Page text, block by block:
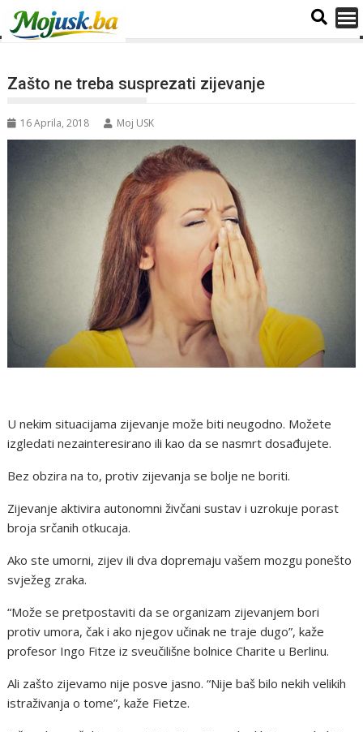
Zašto ne treba susprezati zijevanje
16 Aprila, 2018 Moj USK
U nekim situacijama zijevanje može biti neugodno. Možete
izgledati nezainteresirano ili kao da se nasmrt dosađujete.
Bez obzira na to, protiv zijevanja se bolje ne boriti.
Zijevanje aktivira autonomni živčani sustav i uzrokuje porast
broja srčanih otkucaja.
Ako ste umorni, zijev ili dva dopremaju vašem mozgu ponešto
svježeg zraka.
“Može se pretpostaviti da se organizam zijevanjem bori
protiv umora, čak i ako njegov učinak ne traje dugo”, kaže
profesor Ingo Fitze iz sveučilišne bolnice Charite u Berlinu.
Ali zašto zijevamo nije posve jasno. “Nije baš bilo nekih velikih
istraživanja o tome”, kaže Fietze.